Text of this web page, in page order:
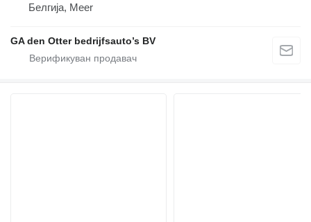
Белгија, Meer
GA den Otter bedrijfsauto’s BV